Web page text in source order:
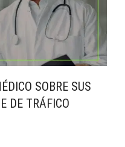
SOBRE SUS
DE TRÁFICO